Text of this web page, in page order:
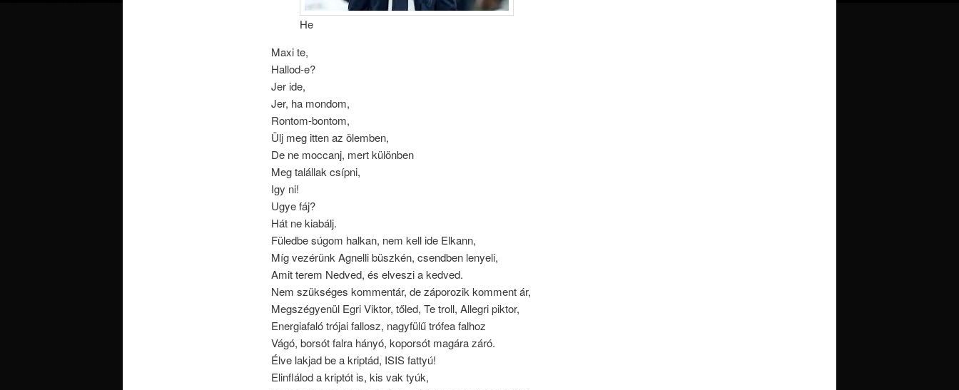
He
Maxi te,
Hallod-e?
Jer ide,
Jer, ha mondom,
Rontom-bontom,
Ülj meg itten az ölemben,
De ne moccanj, mert különben
Meg talállak csípni,
Igy ni!
Ugye fáj?
Hát ne kiabálj.
Füledbe súgom halkan, nem kell ide Elkann,
Míg vezérünk Agnelli büszkén, csendben lenyeli,
Amit terem Nedved, és elveszi a kedved.
Nem szükséges kommentár, de záporozik komment ár,
Megszégyenül Egri Viktor, tőled, Te troll, Allegri piktor,
Energiafaló trójai fallosz, nagyfülű trófea falhoz
Vágó, borsót falra hányó, koporsót magára záró.
Élve lakjad be a kriptád, ISIS fattyú!
Elinflálod a kriptót is, kis vak tyúk,